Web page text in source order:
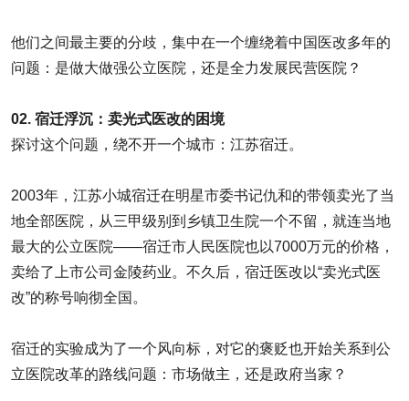
他们之间最主要的分歧，集中在一个缠绕着中国医改多年的
问题：是做大做强公立医院，还是全力发展民营医院？
02. 宿迁浮沉：卖光式医改的困境
探讨这个问题，绕不开一个城市：江苏宿迁。
2003年，江苏小城宿迁在明星市委书记仇和的带领卖光了当
地全部医院，从三甲级别到乡镇卫生院一个不留，就连当地
最大的公立医院——宿迁市人民医院也以7000万元的价格，
卖给了上市公司金陵药业。不久后，宿迁医改以“卖光式医
改”的称号响彻全国。
宿迁的实验成为了一个风向标，对它的褒贬也开始关系到公
立医院改革的路线问题：市场做主，还是政府当家？